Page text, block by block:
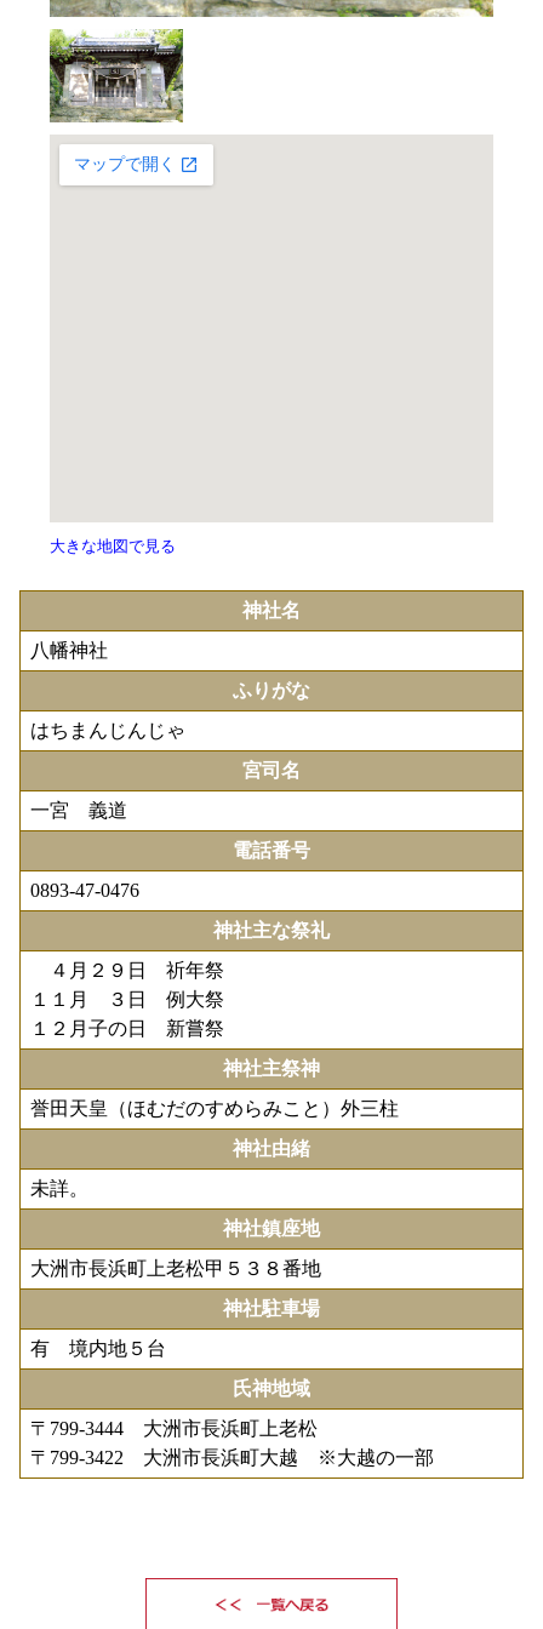
大きな地図で見る
神社名
八幡神社
ふりがな
はちまんじんじゃ
宮司名
一宮 義道
電話番号
0893-47-0476
神社主な祭礼
４月２９日 祈年祭
１１月 ３日 例大祭
１２月子の日 新嘗祭
神社主祭神
誉田天皇（ほむだのすめらみこと）外三柱
神社由緒
未詳。
神社鎮座地
大洲市長浜町上老松甲５３８番地
神社駐車場
有 境内地５台
氏神地域
〒799-3444 大洲市長浜町上老松
〒799-3422 大洲市長浜町大越 ※大越の一部